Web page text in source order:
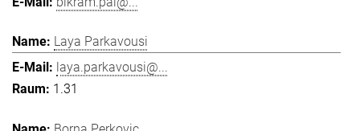
Laya Parkavousi
laya.parkavousi@...
1.31